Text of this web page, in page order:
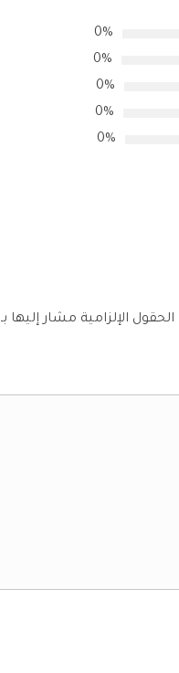
0%
0%
0%
0%
0%
الحقول الإلزامية مشار إليها بـ